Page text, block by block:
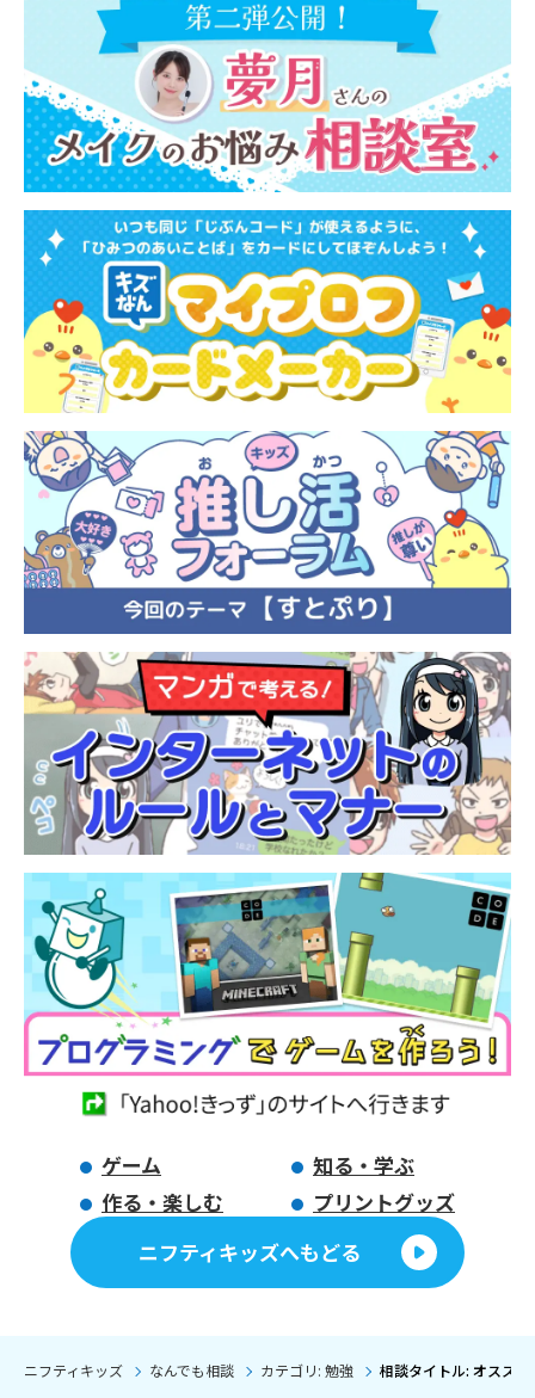
ゲーム
知る・学ぶ
作る・楽しむ
プリントグッズ
ニフティキッズへもどる
ニフティキッズ なんでも相談 カテゴリ: 勉強 相談タイトル: オスス